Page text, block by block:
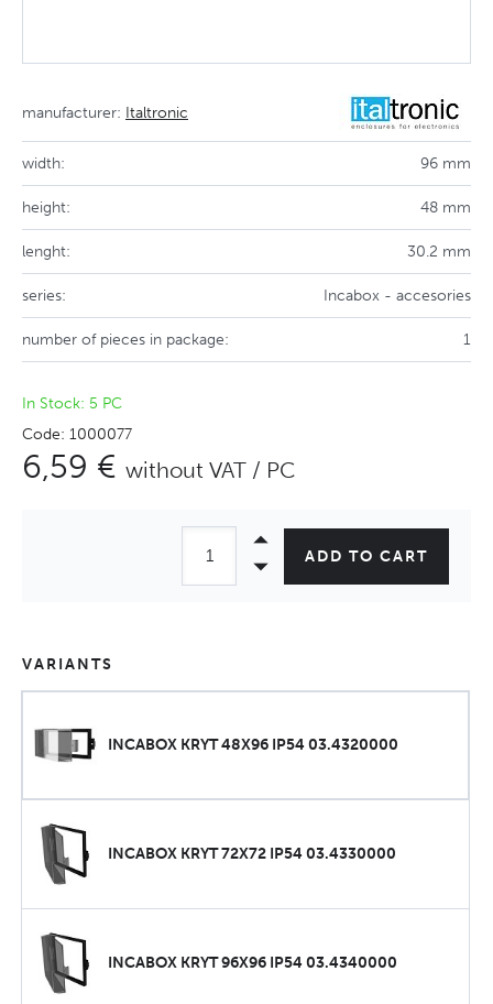
manufacturer: Italtronic
width: 96 mm
height: 48 mm
lenght: 30.2 mm
series: Incabox - accesories
number of pieces in package: 1
In Stock: 5 PC
Code: 1000077
6,59 € without VAT / PC
ADD TO CART
VARIANTS
INCABOX KRYT 48X96 IP54 03.4320000
INCABOX KRYT 72X72 IP54 03.4330000
INCABOX KRYT 96X96 IP54 03.4340000